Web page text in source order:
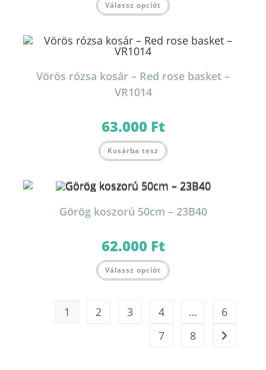
Válassz opciót
Vörös rózsa kosár – Red rose basket –
VR1014
63.000 Ft
Kosárba tesz
Görög koszorú 50cm – 23B40
62.000 Ft
Válassz opciót
1 2 3 4 …
6
7
8